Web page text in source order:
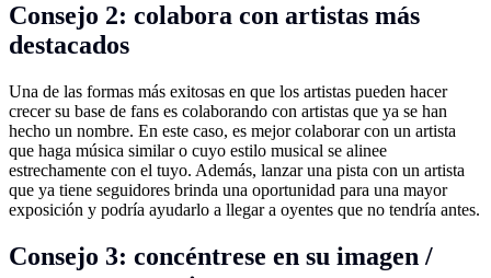
Consejo 2: colabora con artistas más
destacados
Una de las formas más exitosas en que los artistas pueden hacer
crecer su base de fans es colaborando con artistas que ya se han
hecho un nombre. En este caso, es mejor colaborar con un artista
que haga música similar o cuyo estilo musical se alinee
estrechamente con el tuyo. Además, lanzar una pista con un artista
que ya tiene seguidores brinda una oportunidad para una mayor
exposición y podría ayudarlo a llegar a oyentes que no tendría antes.
Consejo 3: concéntrese en su imagen /